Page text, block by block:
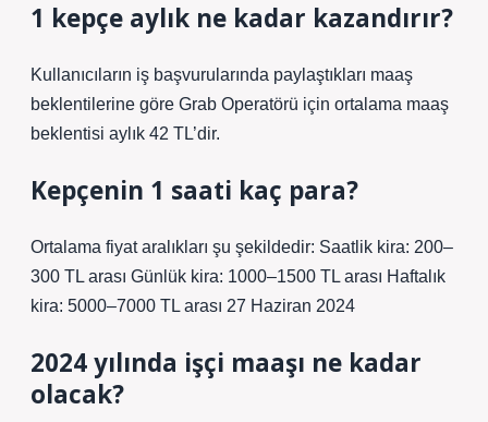
1 kepçe aylık ne kadar kazandırır?
Kullanıcıların iş başvurularında paylaştıkları maaş
beklentilerine göre Grab Operatörü için ortalama maaş
beklentisi aylık 42 TL’dir.
Kepçenin 1 saati kaç para?
Ortalama fiyat aralıkları şu şekildedir: Saatlik kira: 200–
300 TL arası Günlük kira: 1000–1500 TL arası Haftalık
kira: 5000–7000 TL arası 27 Haziran 2024
2024 yılında işçi maaşı ne kadar
olacak?